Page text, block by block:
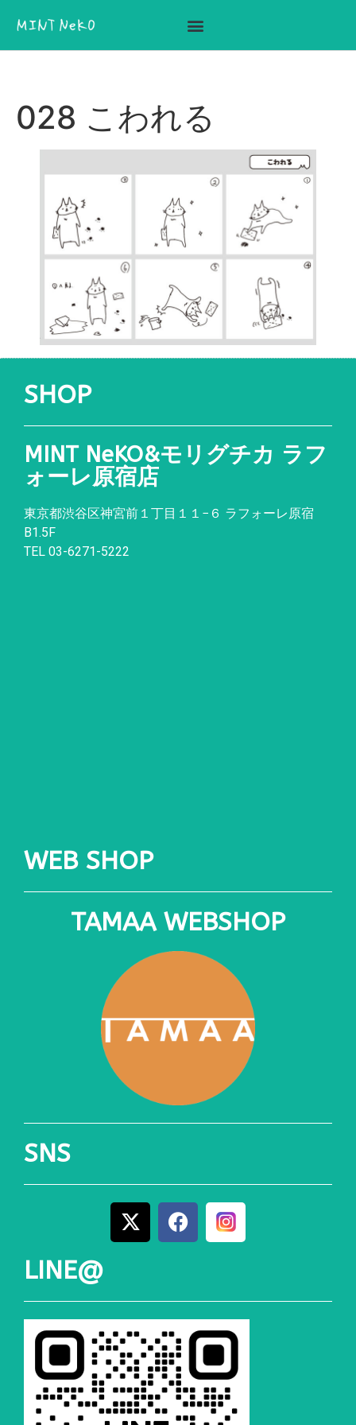
028 こわれる
SHOP
MINT NeKO&モリグチカ ラフ
ォーレ原宿店
東京都渋谷区神宮前１丁目１１ − ６ ラフォーレ原宿
B1.5F
TEL 03-6271-5222
WEB SHOP
TAMAA WEBSHOP
SNS
LINE@